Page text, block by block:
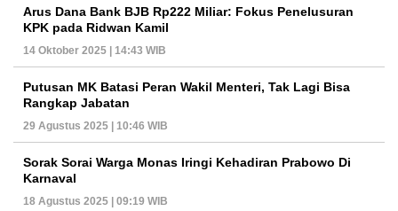
Arus Dana Bank BJB Rp222 Miliar: Fokus Penelusuran
KPK pada Ridwan Kamil
14 Oktober 2025 | 14:43 WIB
Putusan MK Batasi Peran Wakil Menteri, Tak Lagi Bisa
Rangkap Jabatan
29 Agustus 2025 | 10:46 WIB
Sorak Sorai Warga Monas Iringi Kehadiran Prabowo Di
Karnaval
18 Agustus 2025 | 09:19 WIB